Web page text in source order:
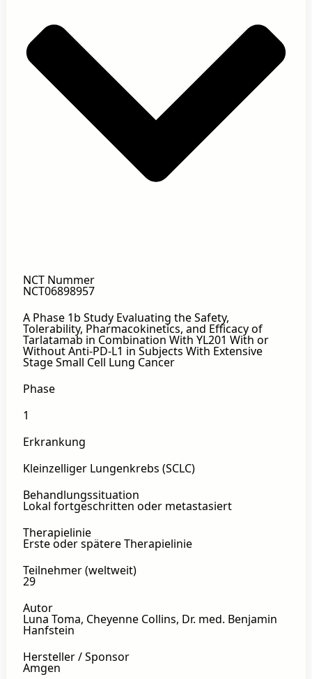
NCT Nummer
NCT06898957
A Phase 1b Study Evaluating the Safety,
Tolerability, Pharmacokinetics, and Efficacy of
Tarlatamab in Combination With YL201 With or
Without Anti-PD-L1 in Subjects With Extensive
Stage Small Cell Lung Cancer
Phase
1
Erkrankung
Kleinzelliger Lungenkrebs (SCLC)
Behandlungssituation
Lokal fortgeschritten oder metastasiert
Therapielinie
Erste oder spätere Therapielinie
Teilnehmer (weltweit)
29
Autor
Luna Toma, Cheyenne Collins, Dr. med. Benjamin
Hanfstein
Hersteller / Sponsor
Amgen